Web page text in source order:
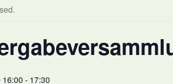
16:00 - 17:30